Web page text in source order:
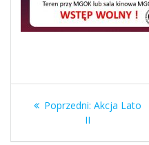
Nawigacja
Poprzedni: Poprzedni
Akcja Lato
II